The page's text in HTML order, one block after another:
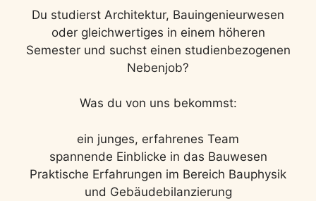
Du studierst Architektur, Bauingenieurwesen
oder gleichwertiges in einem höheren
Semester und suchst einen studienbezogenen
Nebenjob?
Was du von uns bekommst:
ein junges, erfahrenes Team
spannende Einblicke in das Bauwesen
Praktische Erfahrungen im Bereich Bauphysik
und Gebäudebilanzierung